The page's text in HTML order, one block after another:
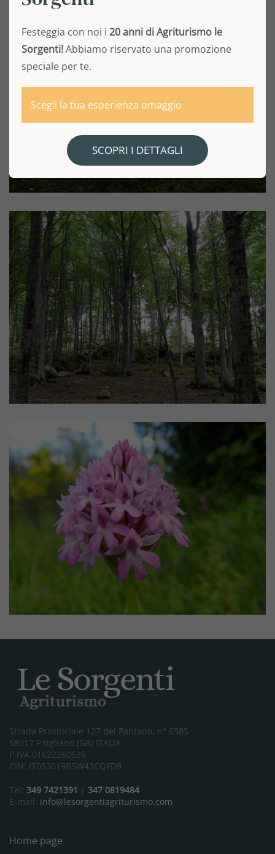
Strada Provinciale 127 del Pantano, n° 6585
58017 Pitigliano (GR) ITALIA
P.IVA 01622260535
CIN: IT053019B5W43CQFD9
Tel: 349 7421391 | 347 0819484
E-mail: info@lesorgentiagriturismo.com
Home page
Festeggia con noi i 20 anni di Agriturismo le
Sorgenti!Abbiamo riservato una promozione
speciale per te.
Scegli la tua esperienza omaggio
SCOPRI I DETTAGLI